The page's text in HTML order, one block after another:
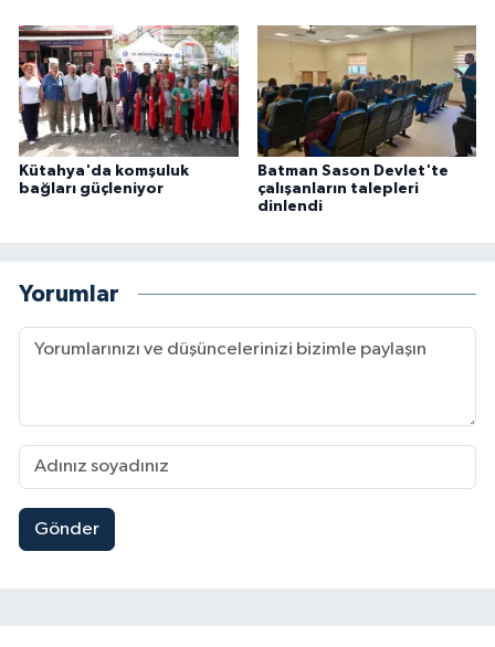
Kütahya'da komşuluk
bağları güçleniyor
Batman Sason Devlet'te
çalışanların talepleri
dinlendi
Yorumlar
Gönder